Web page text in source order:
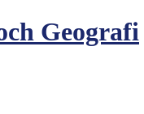
Geografi